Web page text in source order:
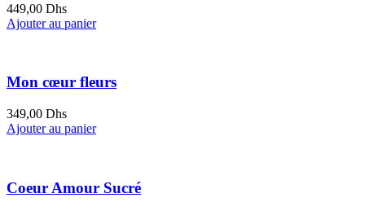
449,00 Dhs
Ajouter au panier
Mon cœur fleurs
349,00 Dhs
Ajouter au panier
Coeur Amour Sucré